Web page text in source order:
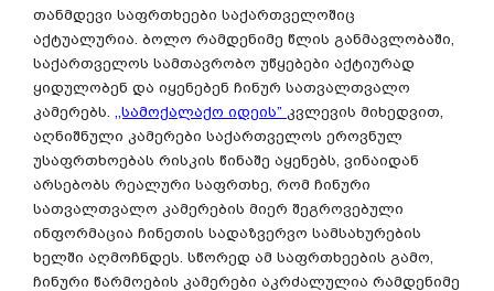
თანმდევი საფრთხეები საქართველოშიც
აქტუალურია. ბოლო რამდენიმე წლის განმავლობაში,
საქართველოს სამთავრობო უწყებები აქტიურად
ყიდულობენ და იყენებენ ჩინურ სათვალთვალო
კამერებს.
,,სამოქალაქო იდეის” კვლევის მიხედვით,
აღნიშნული კამერები საქართველოს ეროვნულ
უსაფრთხოებას რისკის წინაშე აყენებს, ვინაიდან
არსებობს რეალური საფრთხე, რომ ჩინური
სათვალთვალო კამერების მიერ შეგროვებული
ინფორმაცია ჩინეთის სადაზვერვო სამსახურების
ხელში აღმოჩნდეს. სწორედ ამ საფრთხეების გამო,
ჩინური წარმოების კამერები აკრძალულია რამდენიმე